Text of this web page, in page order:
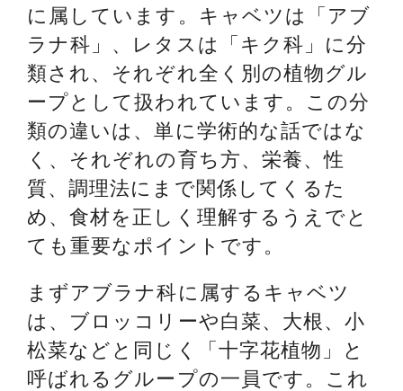
に属しています。キャベツは「アブ
ラナ科」、レタスは「キク科」に分
類され、それぞれ全く別の植物グル
ープとして扱われています。この分
類の違いは、単に学術的な話ではな
く、それぞれの育ち方、栄養、性
質、調理法にまで関係してくるた
め、食材を正しく理解するうえでと
ても重要なポイントです。
まずアブラナ科に属するキャベツ
は、ブロッコリーや白菜、大根、小
松菜などと同じく「十字花植物」と
呼ばれるグループの一員です。これ